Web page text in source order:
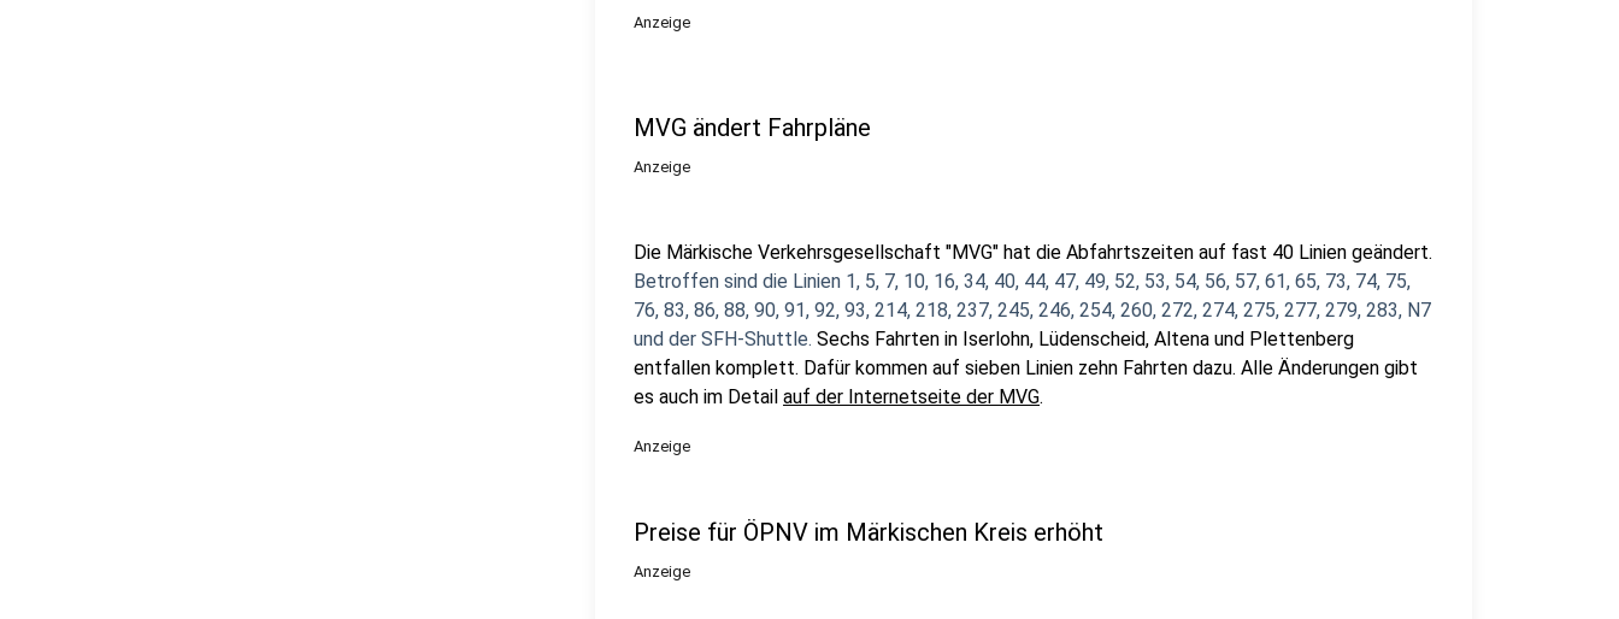
Anzeige
MVG ändert Fahrpläne
Anzeige
Die Märkische Verkehrsgesellschaft "MVG" hat die Abfahrtszeiten auf fast 40 Linien geändert.
Betroffen sind die Linien 1, 5, 7, 10, 16, 34, 40, 44, 47, 49, 52, 53, 54, 56, 57, 61, 65, 73, 74, 75,
76, 83, 86, 88, 90, 91, 92, 93, 214, 218, 237, 245, 246, 254, 260, 272, 274, 275, 277, 279, 283, N7
und der SFH-Shuttle. Sechs Fahrten in Iserlohn, Lüdenscheid, Altena und Plettenberg
entfallen komplett. Dafür kommen auf sieben Linien zehn Fahrten dazu. Alle Änderungen gibt
es auch im Detail auf der Internetseite der MVG.
Anzeige
Preise für ÖPNV im Märkischen Kreis erhöht
Anzeige